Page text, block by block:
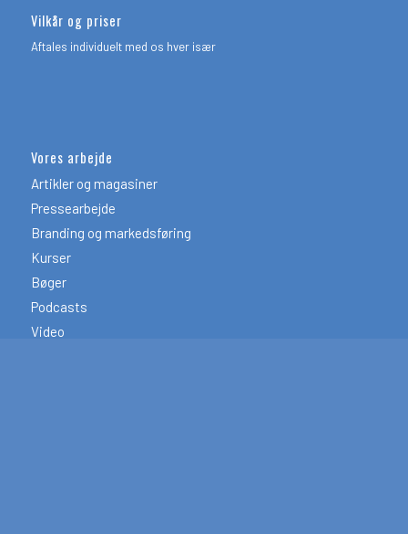
Vilkår og priser
Aftales individuelt med os hver især
Vores arbejde
Artikler og magasiner
Pressearbejde
Branding og markedsføring
Kurser
Bøger
Podcasts
Video